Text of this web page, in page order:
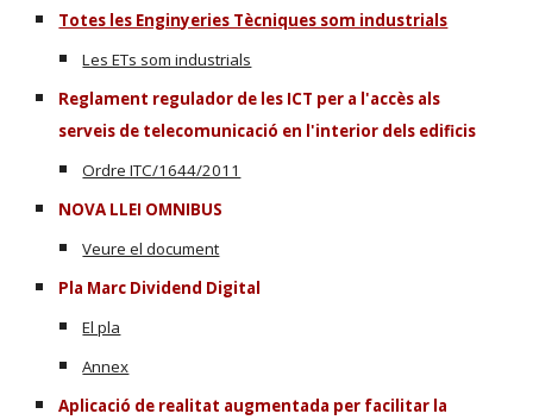
Totes les Enginyeries Tècniques som industrials
Les ETs som industrials
Reglament regulador de les ICT per a l'accès als
serveis de telecomunicació en l'interior dels edificis
Ordre ITC/1644/2011
NOVA LLEI OMNIBUS
Veure el document
Pla Marc Dividend Digital
El pla
Annex
Aplicació de realitat augmentada per facilitar la